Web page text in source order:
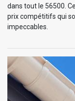
dans tout le 56500.
prix compétitifs qui
impeccables.